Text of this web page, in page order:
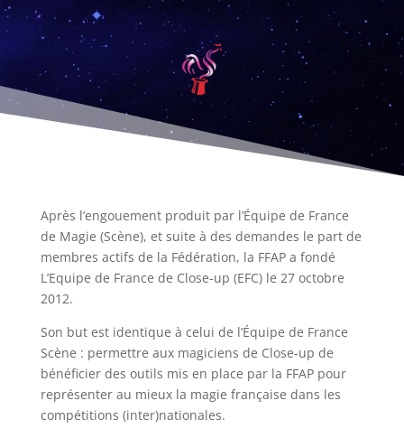
Après l’engouement produit par l’Équipe de France
de Magie (Scène), et suite à des demandes le part de
membres actifs de la Fédération, la FFAP a fondé
L’Equipe de France de Close-up (EFC) le 27 octobre
2012.
Son but est identique à celui de l’Équipe de France
Scène : permettre aux magiciens de Close-up de
bénéficier des outils mis en place par la FFAP pour
représenter au mieux la magie française dans les
compétitions (inter)nationales.